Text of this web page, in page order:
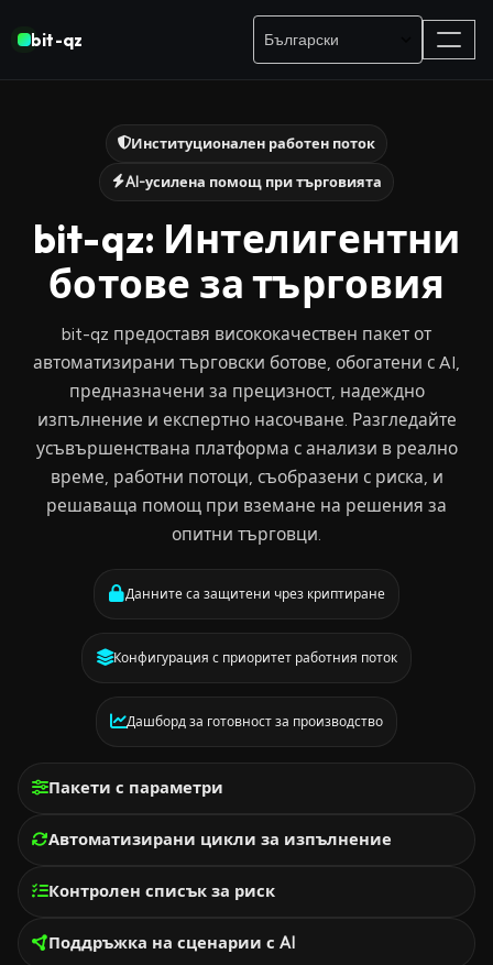
bit-qz
Институционален работен поток
AI-усилена помощ при търговията
bit-qz: Интелигентни
ботове за търговия
bit-qz предоставя висококачествен пакет от
автоматизирани търговски ботове, обогатени с AI,
предназначени за прецизност, надеждно
изпълнение и експертно насочване. Разгледайте
усъвършенствана платформа с анализи в реално
време, работни потоци, съобразени с риска, и
решаваща помощ при вземане на решения за
опитни търговци.
Данните са защитени чрез криптиране
Конфигурация с приоритет работния поток
Дашборд за готовност за производство
Пакети с параметри
Автоматизирани цикли за изпълнение
Контролен списък за риск
Поддръжка на сценарии с AI